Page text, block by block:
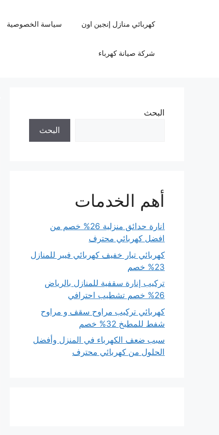
كهربائي منازل إنجين اون سياسة الخصوصية
شركة صيانة كهرباء
البحث
البحث
أهم الخدمات
انارة حدائق منزلية 26% خصم من
افضل كهربائي محترف
كهربائي تيار خفيف كهربائي فيبر للمنازل
23% خصم
تركيب إنارة سقفية للمنازل بالرياض
26% خصم تشطيب احترافي
كهربائي تركيب مراوح سقف و مراوح
شفط للمطبخ 32% خصم
سبب ضعف الكهرباء في المنزل وأفضل
الحلول من كهربائي محترف